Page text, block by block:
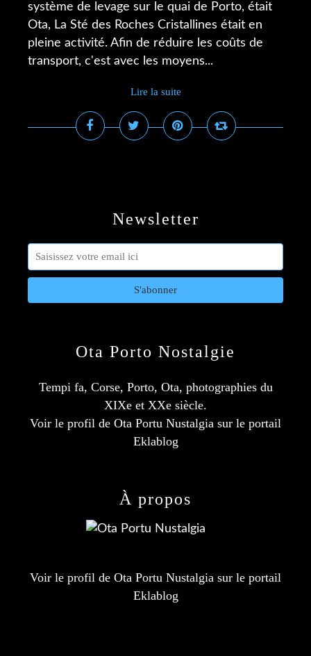
système de levage sur le quai de Porto, était
Ota, La Sté des Roches Cristallines était en
pleine activité. Afin de réduire les coûts de
transport, c'est avec les moyens...
Lire la suite
Newsletter
Ota Porto Nostalgie
Tempi fa, Corse, Porto, Ota, photographies du
XIXe et XXe siècle.
Voir le profil de Ota Portu Nustalgia sur le portail
Eklablog
À propos
Voir le profil de Ota Portu Nustalgia sur le portail
Eklablog